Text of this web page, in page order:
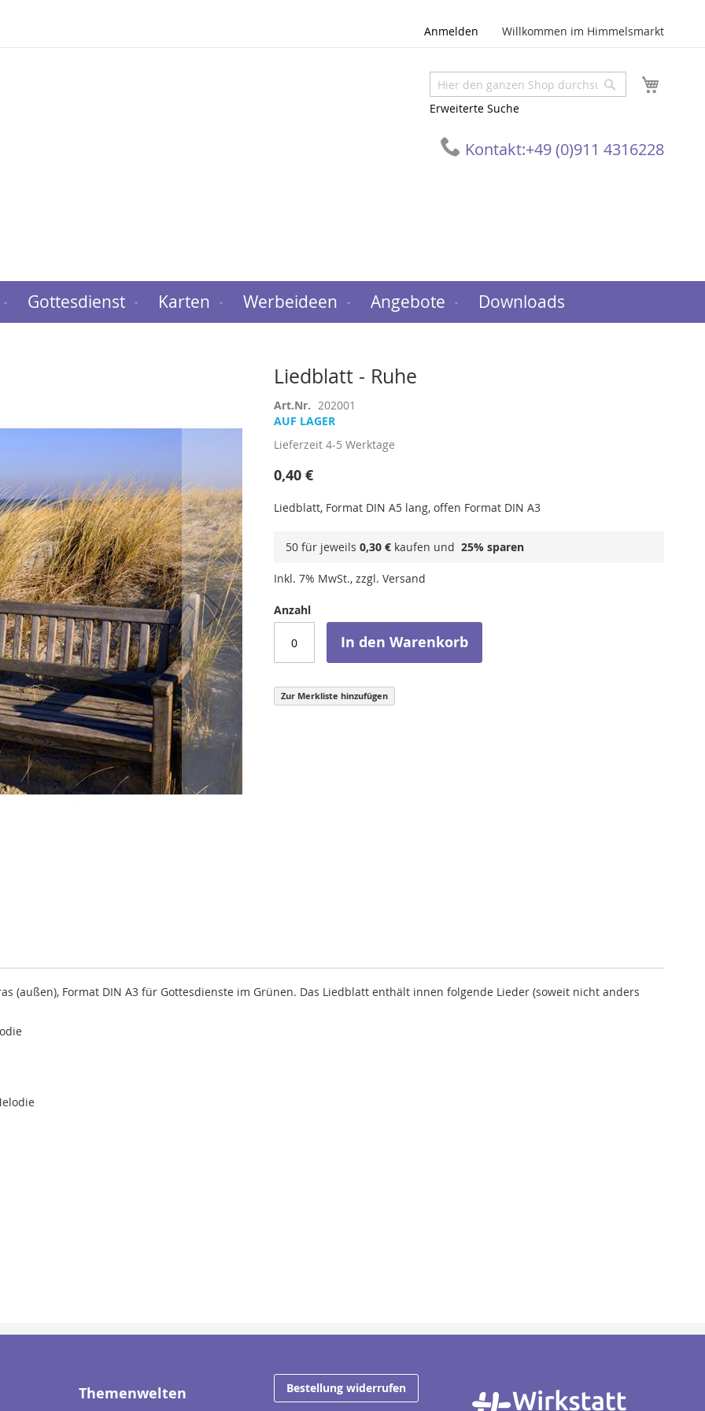
Anmelden Willkommen im Himmelsmarkt
Suche
Erweiterte Suche
Suche
Kontakt:+49 (0)911 4316228
Gottesdienst Karten Werbeideen Angebote Downloads
Liedblatt - Ruhe
Art.Nr. 202001
AUF LAGER
Lieferzeit 4-5 Werktage
0,40 €
Liedblatt, Format DIN A5 lang, offen Format DIN A3
50 für jeweils 0,30 € kaufen und 25% sparen
Inkl. 7% MwSt., zzgl. Versand
Anzahl
In den Warenkorb
Zur Merkliste hinzufügen
(außen), Format DIN A3 für Gottesdienste im Grünen. Das Liedblatt enthält innen folgende Lieder (soweit nicht anders
Themenwelten Bestellung widerrufen